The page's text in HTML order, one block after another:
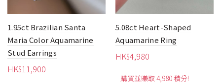
5.08ct Heart-Shaped
Aquamarine Ring
HK$4,980
1.7ct Pear-Shaped
Aquamarine Pendant
HK$2,690
購買並賺取 2,690 積分!